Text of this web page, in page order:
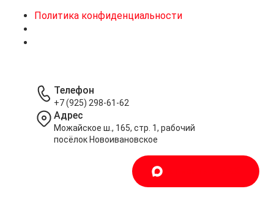
Политика конфиденциальности
Телефон
+7 (925) 298-61-62
Адрес
Можайское ш., 165, стр. 1, рабочий
посёлок Новоивановское